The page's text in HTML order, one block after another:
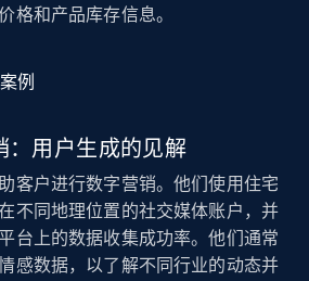
格和产品库存信息。
例
：用户生成的见解
客户进行数字营销。他们使用住宅
不同地理位置的社交媒体账户，并
台上的数据收集成功率。他们通常
感数据，以了解不同行业的动态并